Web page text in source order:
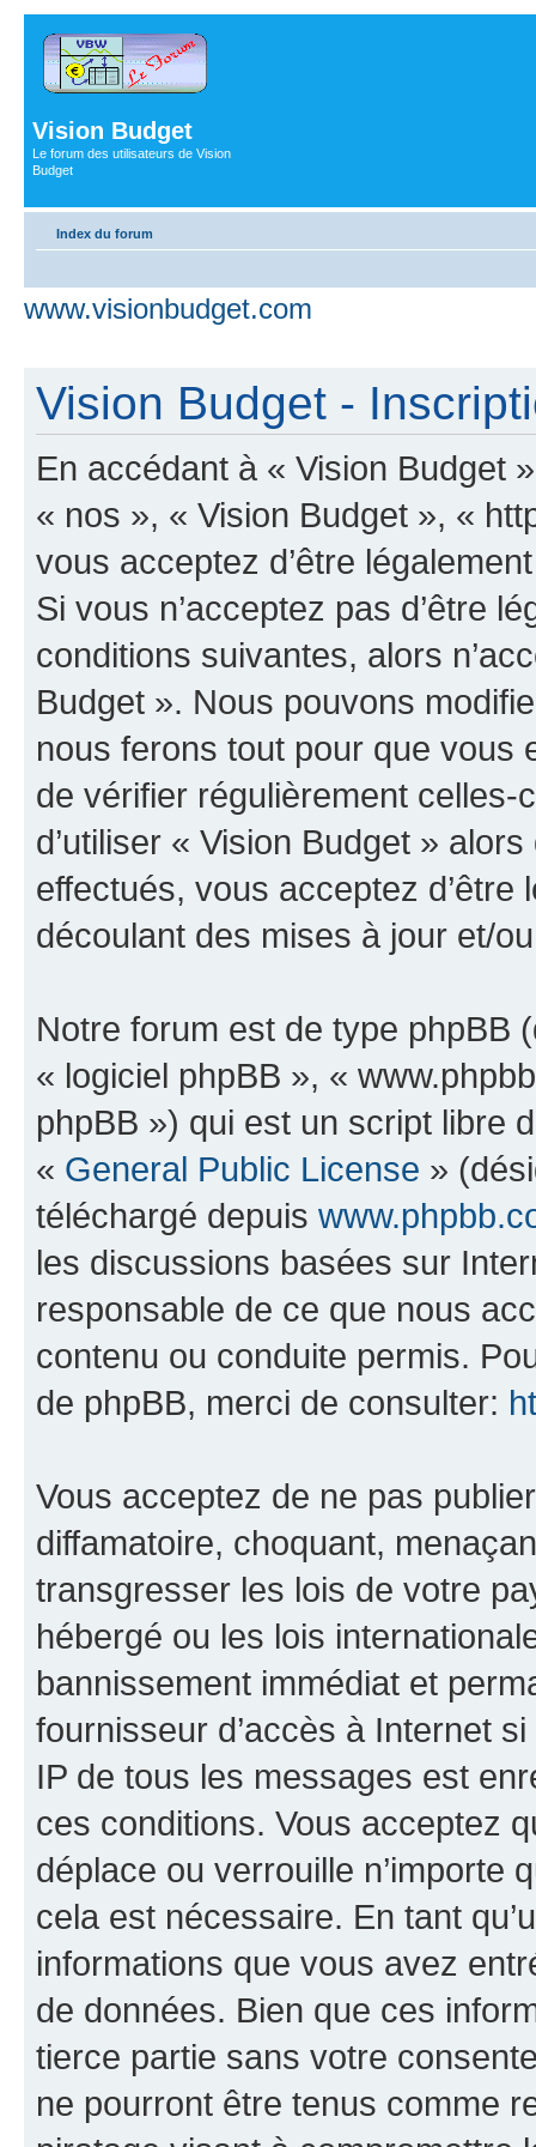
Vision Budget
Le forum des utilisateurs de Vision
Budget
Index du forum
www.visionbudget.com
Vision Budget -
En accédant à « Vision Budget
« nos », « Vision Budget », «
vous acceptez d’être
Si vous n’acceptez pas d’être
conditions suivantes, alors
Budget ». Nous pouvons
nous ferons tout pour que vous
de vérifier régulièrement
d’utiliser « Vision Budget »
effectués, vous acceptez
découlant des mises à jour et/
Notre forum est de type phpBB
« logiciel phpBB », «
phpBB ») qui est un script libre
« General Public License »
téléchargé depuis
les discussions basées sur
responsable de ce que nous
contenu ou conduite permis.
de phpBB, merci de consulter:
Vous acceptez de ne pas
diffamatoire, choquant,
transgresser les lois de votre
hébergé ou les lois
bannissement immédiat et
fournisseur d’accès à Internet
IP de tous les messages est
ces conditions. Vous acceptez
déplace ou verrouille n’importe
cela est nécessaire. En tant
informations que vous avez
de données. Bien que ces
tierce partie sans votre
ne pourront être tenus comme